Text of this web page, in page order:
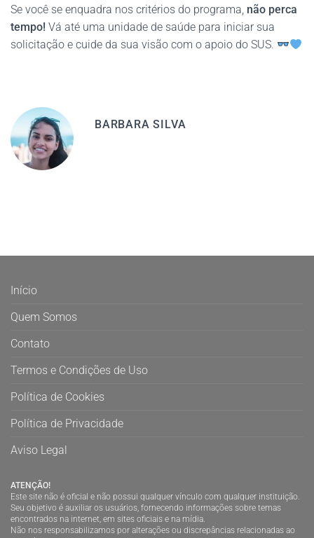
Se você se enquadra nos critérios do programa, não perca
tempo! Vá até uma unidade de saúde para iniciar sua
solicitação e cuide da sua visão com o apoio do SUS.
BARBARA SILVA
Início
Quem Somos
Contato
Termos e Condições de Uso
Política de Cookies
Política de Privacidade
Aviso Legal
ATENÇÃO!
Este site não é oficial e não possui qualquer vínculo com qualquer instituição.
Seu objetivo é auxiliar os usuários, fornecendo informações sobre temas
encontrados na internet, em sites oficiais e na mídia.
Não nos responsabilizamos por alterações ou discrepâncias relacionadas ao